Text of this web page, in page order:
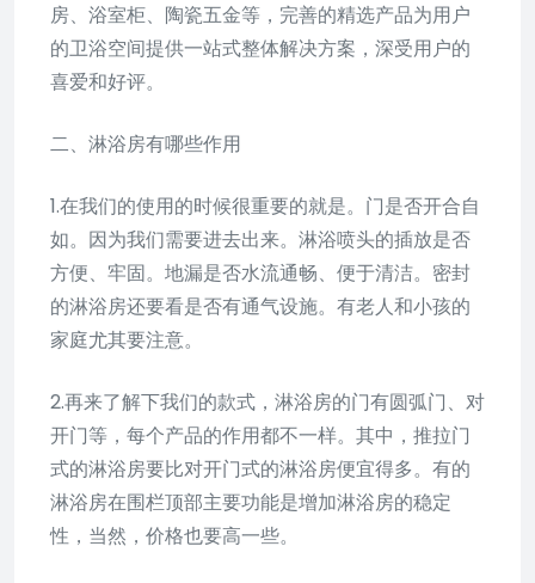
房、浴室柜、陶瓷五金等，完善的精选产品为用户
的卫浴空间提供一站式整体解决方案，深受用户的
喜爱和好评。
二、淋浴房有哪些作用
1.在我们的使用的时候很重要的就是。门是否开合自
如。因为我们需要进去出来。淋浴喷头的插放是否
方便、牢固。地漏是否水流通畅、便于清洁。密封
的淋浴房还要看是否有通气设施。有老人和小孩的
家庭尤其要注意。
2.再来了解下我们的款式，淋浴房的门有圆弧门、对
开门等，每个产品的作用都不一样。其中，推拉门
式的淋浴房要比对开门式的淋浴房便宜得多。有的
淋浴房在围栏顶部主要功能是增加淋浴房的稳定
性，当然，价格也要高一些。